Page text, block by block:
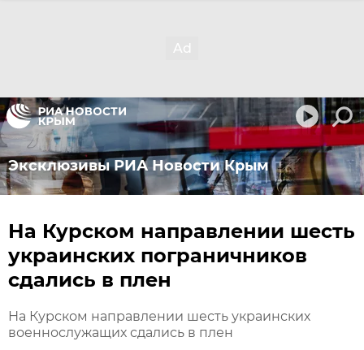
Эксклюзивы РИА Новости Крым
На Курском направлении шесть
украинских пограничников
сдались в плен
На Курском направлении шесть украинских
военнослужащих сдались в плен